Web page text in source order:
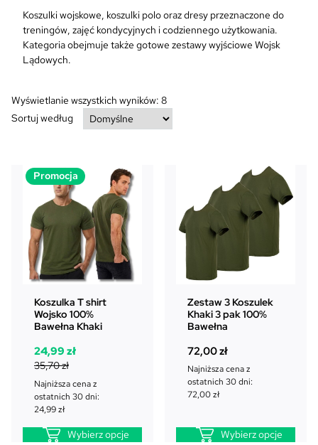
Koszulki wojskowe, koszulki polo oraz dresy przeznaczone do
treningów, zajęć kondycyjnych i codziennego użytkowania.
Kategoria obejmuje także gotowe zestawy wyjściowe Wojsk
Lądowych.
Wyświetlanie wszystkich wyników: 8
Sortuj według
PromocjaP
o
d
u
k
t
w
r
o
j
i
Koszulka T shirt
Wojsko 100%
Bawełna Khaki
35,70zł
P
i
e
r
w
o
t
24,99 zł
A
k
t
u
a
l
n
Najniższa cena z
ostatnich 30 dni:
24,99zł
Wybierz opcje
Zestaw 3 Koszulek
Khaki 3 pak 100%
Bawełna
72,00zł
Najniższa cena z
ostatnich 30 dni:
72,00zł
Wybierz opcje